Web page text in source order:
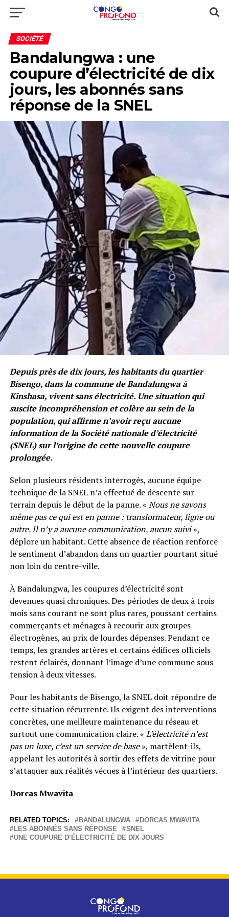
SOCIÉTÉ
Bandalungwa : une
coupure d’électricité de dix
jours, les abonnés sans
réponse de la SNEL
Depuis près de dix jours, les habitants du quartier
Bisengo, dans la commune de Bandalungwa à
Kinshasa, vivent sans électricité. Une situation qui
suscite incompréhension et colère au sein de la
population, qui affirme n’avoir reçu aucune
information de la Société nationale d’électricité
(SNEL) sur l’origine de cette nouvelle coupure
prolongée.
Selon plusieurs résidents interrogés, aucune équipe
technique de la SNEL n’a effectué de descente sur
terrain depuis le début de la panne. « Nous ne savons
même pas ce qui est en panne : transformateur, ligne ou
autre. Il n’y a aucune communication, aucun suivi»,
déplore un habitant. Cette absence de réaction renforce
le sentiment d’abandon dans un quartier pourtant situé
non loin du centre-ville.
À Bandalungwa, les coupures d’électricité sont
devenues quasi chroniques. Des périodes de deux à trois
mois sans courant ne sont plus rares, poussant certains
commerçants et ménages à recourir aux groupes
électrogènes, au prix de lourdes dépenses. Pendant ce
temps, les grandes artères et certains édifices officiels
restent éclairés, donnant l’image d’une commune sous
tension à deux vitesses.
Pour les habitants de Bisengo, la SNEL doit répondre de
cette situation récurrente. Ils exigent des interventions
concrètes, une meilleure maintenance du réseau et
surtout une communication claire. « L’électricité n’est
pas un luxe, c’est un service de base», martèlent-ils,
appelant les autorités à sortir des effets de vitrine pour
s’attaquer aux réalités vécues à l’intérieur des quartiers.
Dorcas Mwavita
RELATED TOPICS: BANDALUNGWA
DORCAS MWAVITA
LES ABONNÉS SANS RÉPONSE
SNEL
UNE COUPURE D’ÉLECTRICITÉ DE DIX JOURS